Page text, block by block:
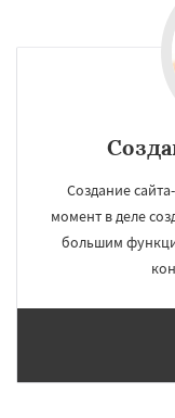
Создание
момент в деле
большим